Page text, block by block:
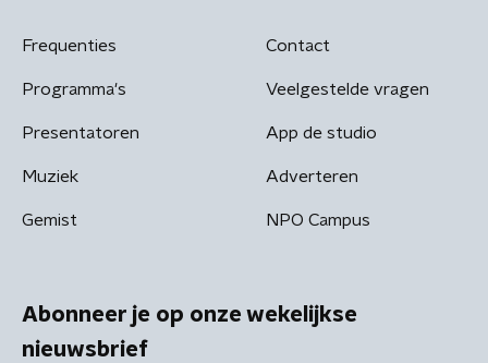
Frequenties
Programma's
Presentatoren
Muziek
Gemist
Contact
Veelgestelde vragen
App de studio
Adverteren
NPO Campus
Abonneer je op onze wekelijkse
nieuwsbrief